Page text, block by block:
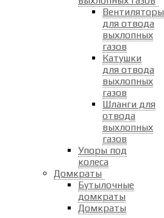
Вентиляторы
для отвода
выхлопных
газов
Катушки
для отвода
выхлопных
газов
Шланги для
отвода
выхлопных
газов
Упоры под
колеса
Домкраты
Бутылочные
домкраты
Домкраты